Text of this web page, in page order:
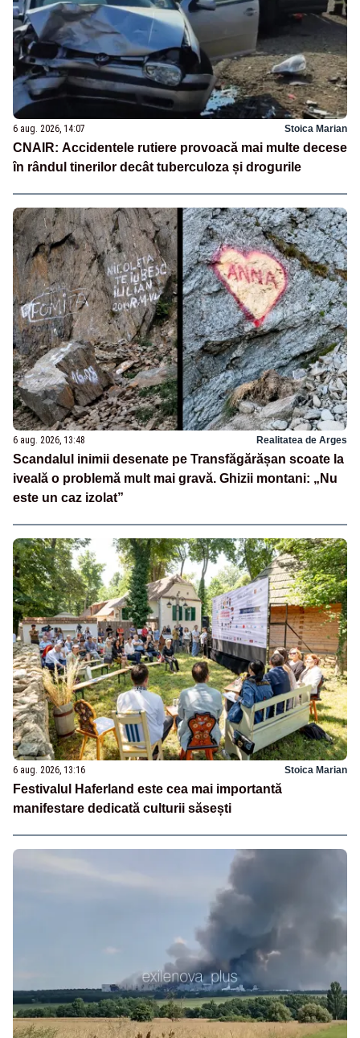
6 aug. 2026, 14:07 Stoica Marian
CNAIR: Accidentele rutiere provoacă mai multe decese
în rândul tinerilor decât tuberculoza și drogurile
6 aug. 2026, 13:48 Realitatea de Arges
Scandalul inimii desenate pe Transfăgărășan scoate la
iveală o problemă mult mai gravă. Ghizii montani: „Nu
este un caz izolat”
6 aug. 2026, 13:16 Stoica Marian
Festivalul Haferland este cea mai importantă
manifestare dedicată culturii săsești